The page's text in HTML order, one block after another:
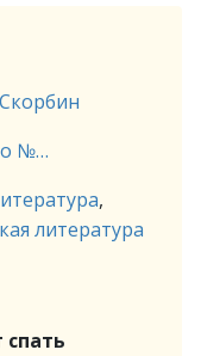
№…
,
литература